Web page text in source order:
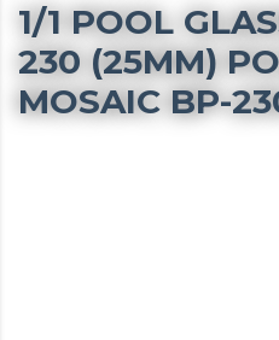
1/1 POOL
230 (25MM)
MOSAIC BP-